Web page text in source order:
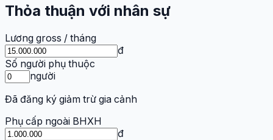
Thỏa thuận với nhân sự
Lương gross / tháng
đ
Số người phụ thuộc
người
Đã đăng ký giảm trừ gia cảnh
Phụ cấp ngoài BHXH
đ